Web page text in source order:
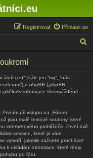
Přihlásit se
Registrovat
(dále jen “my”, “nás”,
forum”) a phpBB („phpBB
jakékoliv informace shromážděné
při vstupu na „Fórum
jsou malé textové soubory, které
internetového prohlížeče. První dvě
session, které je vám
vytvoří, jakmile začnete procházet
k ukládání informace, které téma
po fóru.